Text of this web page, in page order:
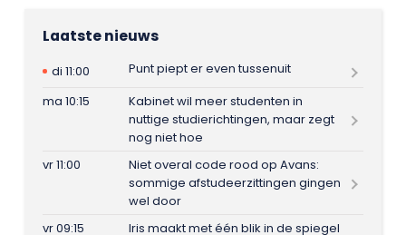
Laatste nieuws
di 11:00
Punt piept er even tussenuit
ma 10:15
Kabinet wil meer studenten in
nuttige studierichtingen, maar zegt
nog niet hoe
vr 11:00
Niet overal code rood op Avans:
sommige afstudeerzittingen gingen
wel door
vr 09:15
Iris maakt met één blik in de spiegel